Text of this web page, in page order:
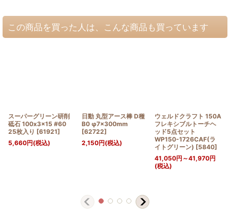
この商品を買った人は、こんな商品も買っています
スーパーグリーン研削
砥石 100x3x15 #60
25枚入り [61921]
5,660円(税込)
日動 丸型アース棒 D種
B0 φ7×300mm
[62722]
2,150円(税込)
ウェルドクラフト 150A
フレキシブルトーチヘ
ッド5点セット
WP150-1726CAF(ラ
イトグリーン) [5840]
41,050円 ～41,970円
(税込)